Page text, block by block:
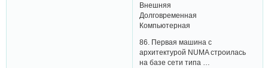
Внешняя
Долговременная
Компьютерная
86. Первая машина с
архитектурой NUMA строилась
на базе сети типа …